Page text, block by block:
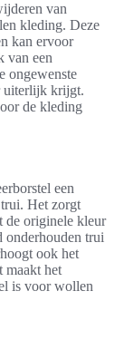
van
kleding. Deze
kan ervoor
van een
ongewenste
uiterlijk krijgt.
de kleding
een
Het zorgt
de originele kleur
onderhouden trui
ook het
maakt het
is voor wollen